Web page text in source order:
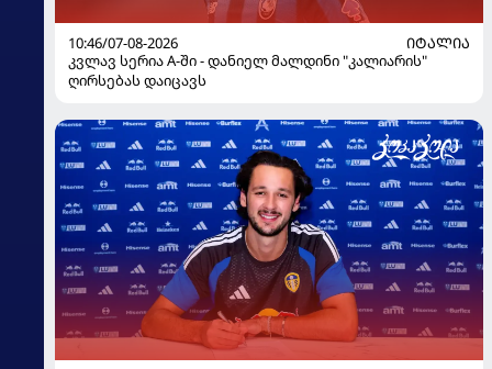
10:46/07-08-2026
ᲘᲢᲐᲚᲘᲐ
კვლავ სერია A-ში - დანიელ მალდინი "კალიარის"
ღირსებას დაიცავს